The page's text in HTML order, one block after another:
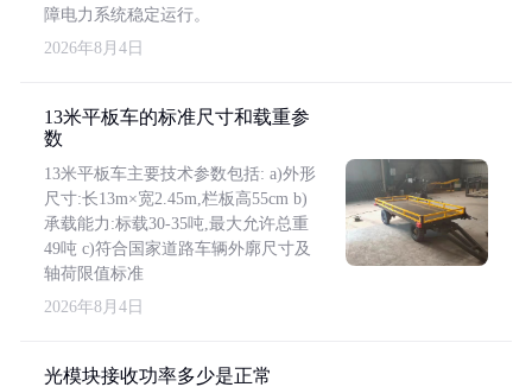
障电力系统稳定运行。
2026年8月4日
13米平板车的标准尺寸和载重参
数
13米平板车主要技术参数包括: a)外形
尺寸:长13m×宽2.45m,栏板高55cm b)
承载能力:标载30-35吨,最大允许总重
49吨 c)符合国家道路车辆外廓尺寸及
轴荷限值标准
2026年8月4日
光模块接收功率多少是正常